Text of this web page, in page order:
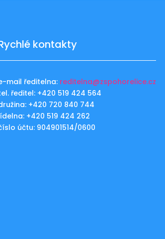
kontakty
mail ředitelna: reditelna@zspohorelice.cz
ředitel: +420 519 424 564
+420 720 840 744
+420 519 424 262
účtu: 904901514/0600